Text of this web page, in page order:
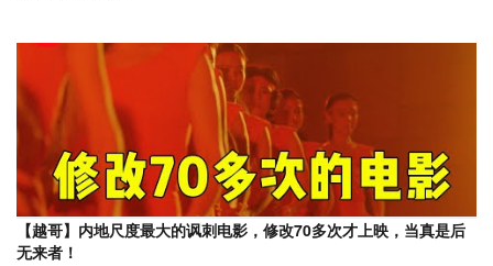
【越哥】内地尺度最大的讽刺电影，修改70多次才上映，当真是后
无来者！